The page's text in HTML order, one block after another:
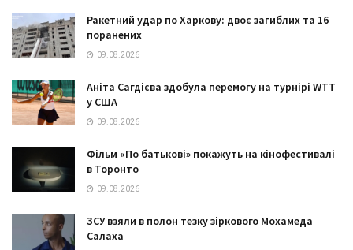
Ракетний удар по Харкову: двоє загиблих та 16
поранених
09.08.2026
Аніта Сагдієва здобула перемогу на турнірі WTT
у США
09.08.2026
Фільм «По батькові» покажуть на кінофестивалі
в Торонто
09.08.2026
ЗСУ взяли в полон тезку зіркового Мохамеда
Салаха